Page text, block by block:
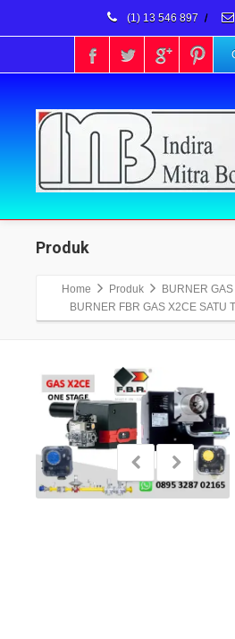
(1) 13 546 897 /
Produk
Home Produk
BURNER
BURNER FBR GAS X2CE SATU